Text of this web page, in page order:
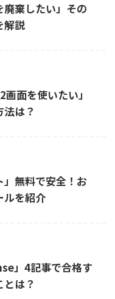
廃棄したい」その
解説
画面を使いたい」
は？
」無料で安全！お
ルを紹介
」4記事で合格す
は？